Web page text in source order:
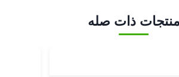
منتجات ذات صله